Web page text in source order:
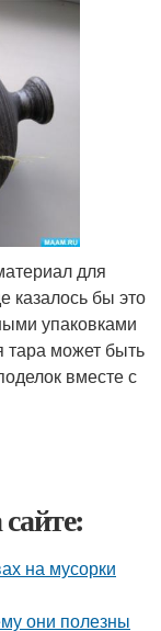
для
казалось бы это
упаковками
тара может быть
вместе с
на мусорки
они полезны